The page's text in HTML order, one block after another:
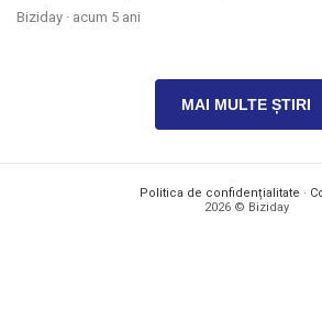
Biziday · acum 5 ani
MAI MULTE ȘTIRI
Politica de confidențialitate ·
2026 © Biziday